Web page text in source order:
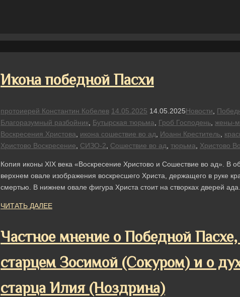
Икона победной Пасхи
протоиерей Константин Кобелев 14.05.2025 14.05.2025Новости
Благоразумный разбойник Бутырская тюрьма Гроб Господень жены-
Воскресения Христова
икона сошествие во ад Иоанн Креститель
Христово Воскресение
СИЗО-2 Сошествие во ад тюрьма Христово
Копия иконы XIX века «Воскресение Христово и Сошествие во ад». В
верхнем овале изображения воскресшего Христа, держащего в руке
смертью. В нижнем овале фигура Христа стоит на створках дверей
ЧИТАТЬ ДАЛЕЕ
Частное мнение о Победной
старцем Зосимой (Сокуром) и о
старца Илия (Ноздрина)